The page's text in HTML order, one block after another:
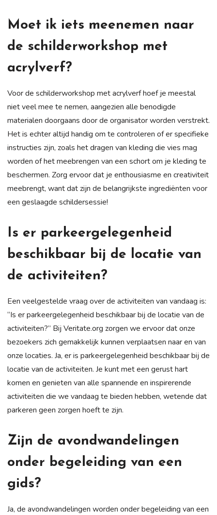
Moet ik iets meenemen naar
de schilderworkshop met
acrylverf?
Voor de schilderworkshop met acrylverf hoef je meestal
niet veel mee te nemen, aangezien alle benodigde
materialen doorgaans door de organisator worden verstrekt.
Het is echter altijd handig om te controleren of er specifieke
instructies zijn, zoals het dragen van kleding die vies mag
worden of het meebrengen van een schort om je kleding te
beschermen. Zorg ervoor dat je enthousiasme en creativiteit
meebrengt, want dat zijn de belangrijkste ingrediënten voor
een geslaagde schildersessie!
Is er parkeergelegenheid
beschikbaar bij de locatie van
de activiteiten?
Een veelgestelde vraag over de activiteiten van vandaag is:
“Is er parkeergelegenheid beschikbaar bij de locatie van de
activiteiten?” Bij Veritate.org zorgen we ervoor dat onze
bezoekers zich gemakkelijk kunnen verplaatsen naar en van
onze locaties. Ja, er is parkeergelegenheid beschikbaar bij de
locatie van de activiteiten. Je kunt met een gerust hart
komen en genieten van alle spannende en inspirerende
activiteiten die we vandaag te bieden hebben, wetende dat
parkeren geen zorgen hoeft te zijn.
Zijn de avondwandelingen
onder begeleiding van een
gids?
Ja, de avondwandelingen worden onder begeleiding van een